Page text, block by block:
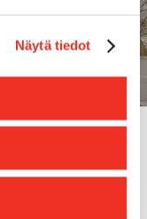
Näytä tiedot